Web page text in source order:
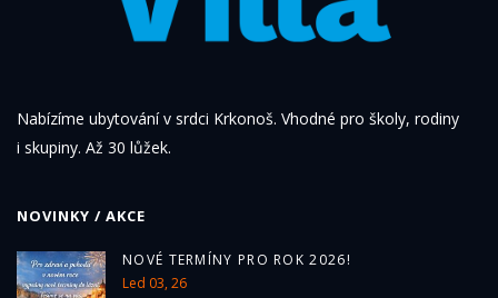
Nabízíme ubytování v srdci Krkonoš. Vhodné pro školy, rodiny
i skupiny. Až 30 lůžek.
NOVINKY / AKCE
NOVÉ TERMÍNY PRO ROK 2026!
Led 03, 26